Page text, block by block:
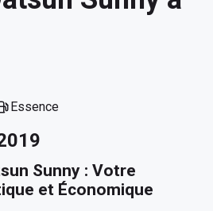
Essence
Sunny : Votre
et Économique